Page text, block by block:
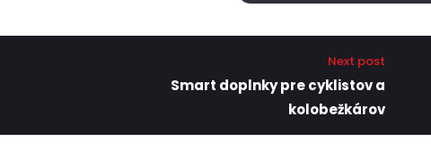
Next post
Smart doplnky pre cyklistov a
kolobežkárov